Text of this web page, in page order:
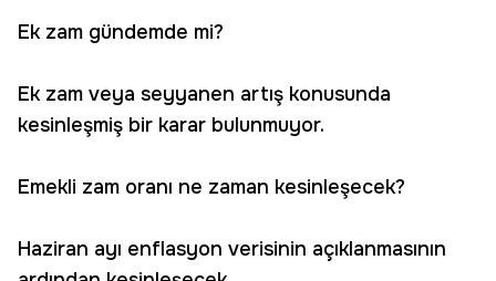
Ek zam gündemde mi?
Ek zam veya seyyanen artış konusunda
kesinleşmiş bir karar bulunmuyor.
Emekli zam oranı ne zaman kesinleşecek?
Haziran ayı enflasyon verisinin açıklanmasının